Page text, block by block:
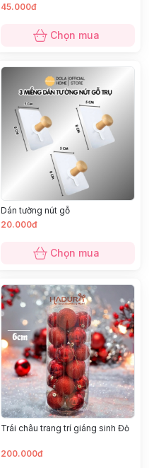
45.000đ
Chọn mua
Dán tường nút gỗ
20.000đ
Chọn mua
Trái châu trang trí giáng sinh Đỏ
200.000đ